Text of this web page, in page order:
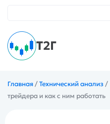
Т2Г
Главная/Технический анализ /
трейдера и как с ним работать